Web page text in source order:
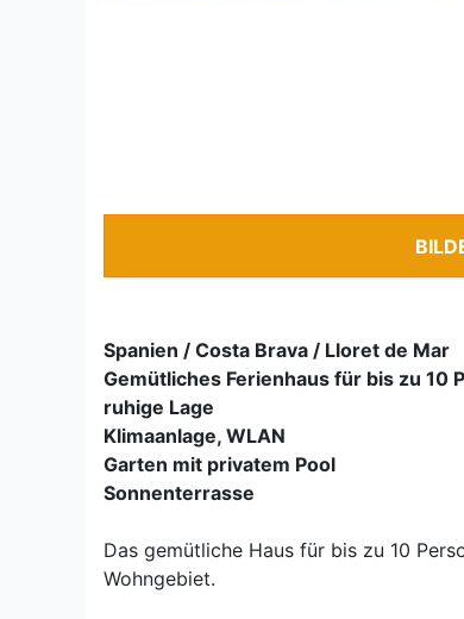
Spanien / Costa Brava / Lloret de Mar
Gemütliches Ferienhaus für bis zu 10
ruhige Lage
Klimaanlage, WLAN
Garten mit privatem Pool
Sonnenterrasse
Das gemütliche Haus für bis zu 10
Wohngebiet.